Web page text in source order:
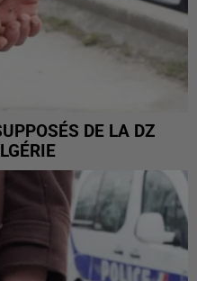
DE LA DZ